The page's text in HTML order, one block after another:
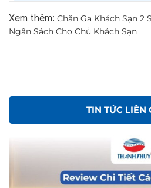
Xem thêm: Chăn Ga Khách Sạn 2
Ngân Sách Cho Chủ Khách Sạn
TIN TỨC LIÊN